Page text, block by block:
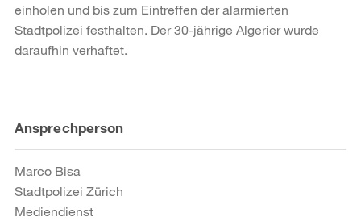
einholen und bis zum Eintreffen der alarmierten
Stadtpolizei festhalten. Der 30-jährige Algerier wurde
daraufhin verhaftet.
Weitere
Informationen
Ansprechperson
Marco Bisa
Stadtpolizei Zürich
Mediendienst